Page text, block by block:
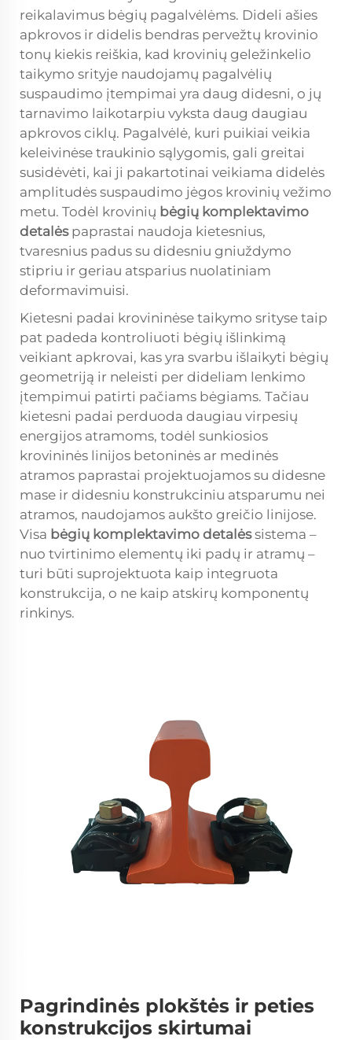
reikalavimus bėgių pagalvėlėms. Dideli ašies
apkrovos ir didelis bendras pervežtų krovinio
tonų kiekis reiškia, kad krovinių geležinkelio
taikymo srityje naudojamų pagalvėlių
suspaudimo įtempimai yra daug didesni, o jų
tarnavimo laikotarpiu vyksta daug daugiau
apkrovos ciklų. Pagalvėlė, kuri puikiai veikia
keleivinėse traukinio sąlygomis, gali greitai
susidėvėti, kai ji pakartotinai veikiama didelės
amplitudės suspaudimo jėgos krovinių vežimo
metu. Todėl krovinių bėgių komplektavimo
detalės paprastai naudoja kietesnius,
tvaresnius padus su didesniu gniuždymo
stipriu ir geriau atsparius nuolatiniam
deformavimuisi.
Kietesni padai krovininėse taikymo srityse taip
pat padeda kontroliuoti bėgių išlinkimą
veikiant apkrovai, kas yra svarbu išlaikyti bėgių
geometriją ir neleisti per dideliam lenkimo
įtempimui patirti pačiams bėgiams. Tačiau
kietesni padai perduoda daugiau virpesių
energijos atramoms, todėl sunkiosios
krovininės linijos betoninės ar medinės
atramos paprastai projektuojamos su didesne
mase ir didesniu konstrukciniu atsparumu nei
atramos, naudojamos aukšto greičio linijose.
Visa bėgių komplektavimo detalėssistema –
nuo tvirtinimo elementų iki padų ir atramų –
turi būti suprojektuota kaip integruota
konstrukcija, o ne kaip atskirų komponentų
rinkinys.
Pagrindinės plokštės ir peties
konstrukcijos skirtumai